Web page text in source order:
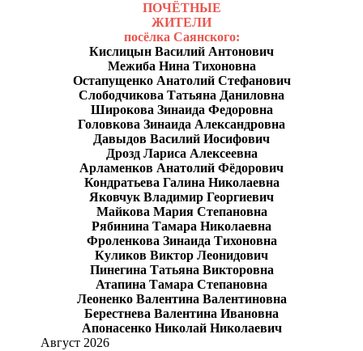
ПОЧЁТНЫЕ
ЖИТЕЛИ
посёлка Саянского:
Кислицын Василий Антонович
Межиба Нина Тихоновна
Остапущенко Анатолий Стефанович
Слободчикова Татьяна Даниловна
Широкова Зинаида Федоровна
Головкова Зинаида Александровна
Давыдов Василий Иосифович
Дрозд Лариса Алексеевна
Арламенков Анатолий Фёдорович
Кондратьева Галина Николаевна
Яковчук Владимир Георгиевич
Майкова Мария Степановна
Рябинина Тамара Николаевна
Фроленкова Зинаида Тихоновна
Куликов Виктор Леонидович
Пинегина Татьяна Викторовна
Атапина Тамара Степановна
Леоненко Валентина Валентиновна
Берестнева Валентина Ивановна
Апонасенко Николай Николаевич
Август 2026